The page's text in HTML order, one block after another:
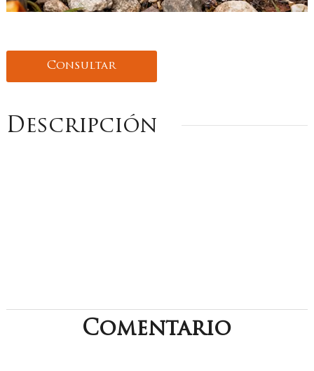
Consultar
Descripción
Comentario